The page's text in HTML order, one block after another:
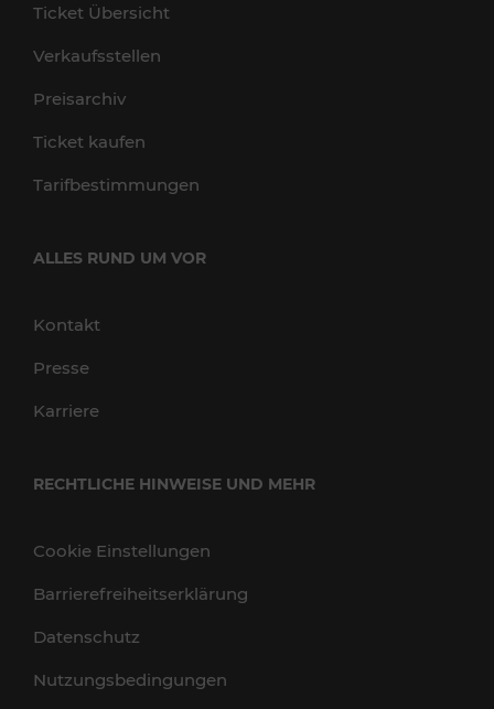
Ticket Übersicht
Verkaufsstellen
Preisarchiv
Ticket kaufen
Tarifbestimmungen
ALLES RUND UM VOR
Kontakt
Presse
Karriere
RECHTLICHE HINWEISE UND MEHR
Cookie Einstellungen
Barrierefreiheitserklärung
Datenschutz
Nutzungsbedingungen